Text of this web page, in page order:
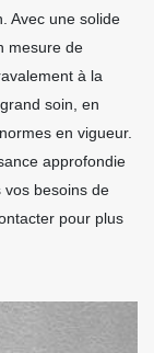
Avec une solide
mesure de
à la
soin, en
en vigueur.
approfondie
vos besoins de
pour plus